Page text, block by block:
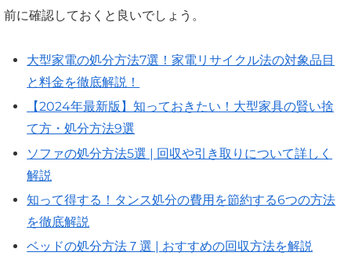
前に確認しておくと良いでしょう。
大型家電の処分方法7選！家電リサイクル法の対象品目
と料金を徹底解説！
【2024年最新版】知っておきたい！大型家具の賢い捨
て方・処分方法9選
ソファの処分方法5選 | 回収や引き取りについて詳しく
解説
知って得する！タンス処分の費用を節約する6つの方法
を徹底解説
ベッドの処分方法７選 | おすすめの回収方法を解説